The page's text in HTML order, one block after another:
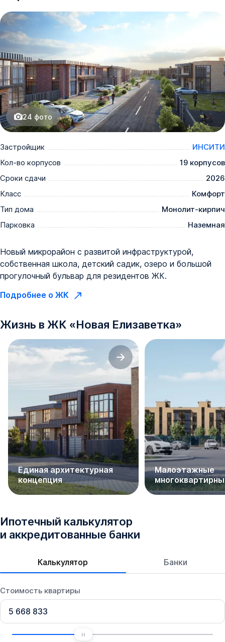
24 фото
Застройщик
ИНСИТИ
Кол-во корпусов
19 корпусов
Сроки сдачи
2026
Класс
Комфорт
Тип дома
Монолит-кирпич
Парковка
Наземная
Новый микрорайон с развитой инфраструктурой,
собственная школа, детский садик, озеро и большой
прогулочный бульвар для резидентов ЖК.
Подробнее о ЖК
Жизнь в ЖК «Новая Елизаветка»
Единая архитектурная
концепция
Малоэтажные
Ипотечный калькулятор
и аккредитованные банки
Калькулятор Банки
Стоимость квартиры